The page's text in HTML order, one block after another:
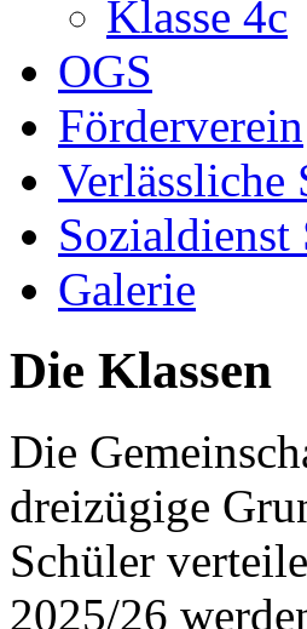
Klasse 4c
OGS
Förderverein
Verlässliche
Sozialdienst
Galerie
Die Klassen
Die
dreizügige
Schüler
2025/26